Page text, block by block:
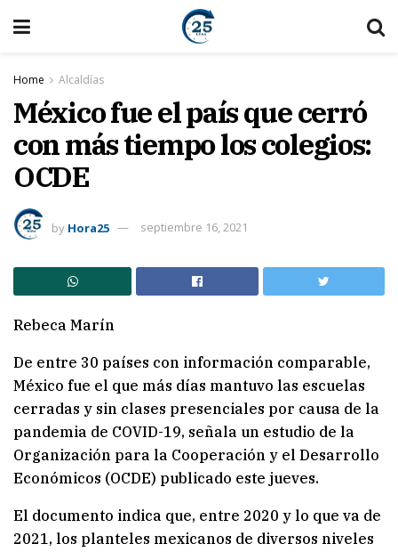
Home Alcaldías
México fue el país que cerró
con más tiempo los colegios:
OCDE
by Hora25 septiembre 16, 2021
Rebeca Marín
De entre 30 países con información comparable,
México fue el que más días mantuvo las escuelas
cerradas y sin clases presenciales por causa de la
pandemia de COVID-19, señala un estudio de la
Organización para la Cooperación y el Desarrollo
Económicos (OCDE) publicado este jueves.
El documento indica que, entre 2020 y lo que va de
2021, los planteles mexicanos de diversos niveles